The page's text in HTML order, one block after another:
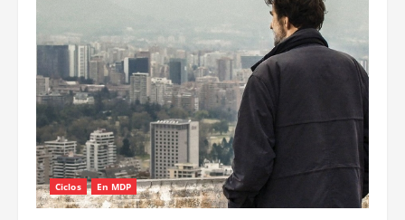
ciclos
El
otro
cine
y
Función
especial
Ciclos En MDP